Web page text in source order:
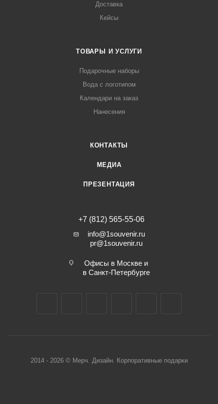
Доставка
Кейсы
ТОВАРЫ И УСЛУГИ
Подарочные наборы
Вода с логотипом
Календари на заказ
Нанесения
КОНТАКТЫ
МЕДИА
ПРЕЗЕНТАЦИЯ
+7 (812) 565-55-06
info@1souvenir.ru
pr@1souvenir.ru
Офисы в Москве и
в Санкт-Петербурге
2014 - 2026 © Мерч. Дизайн. Корпоративные подарки